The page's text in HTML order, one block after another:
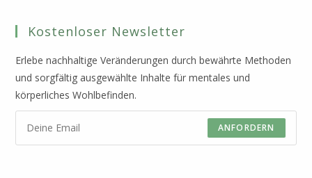
Kostenloser Newsletter
Erlebe nachhaltige Veränderungen durch bewährte Methoden
und sorgfältig ausgewählte Inhalte für mentales und
körperliches Wohlbefinden.
ANFORDERN